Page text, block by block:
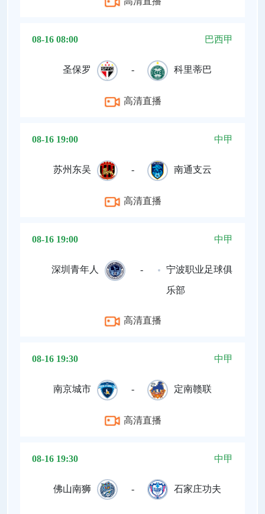
08-16 08:00 巴西甲
圣保罗 - 科里蒂巴
高清直播
08-16 19:00 中甲
苏州东吴 - 南通支云
高清直播
08-16 19:00 中甲
深圳青年人 - 宁波职业足球俱
乐部
高清直播
08-16 19:30 中甲
南京城市 - 定南赣联
高清直播
08-16 19:30 中甲
佛山南狮 - 石家庄功夫